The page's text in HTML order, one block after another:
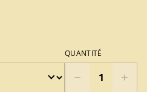
QUANTITÉ